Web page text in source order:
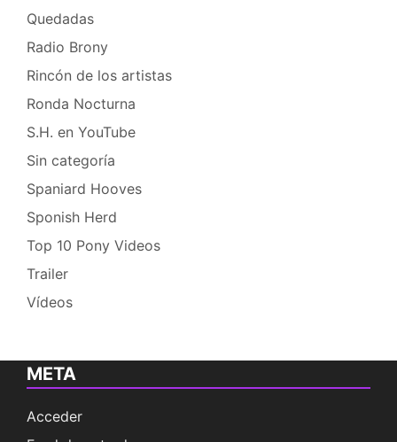
Quedadas
Radio Brony
Rincón de los artistas
Ronda Nocturna
S.H. en YouTube
Sin categoría
Spaniard Hooves
Sponish Herd
Top 10 Pony Videos
Trailer
Vídeos
META
Acceder